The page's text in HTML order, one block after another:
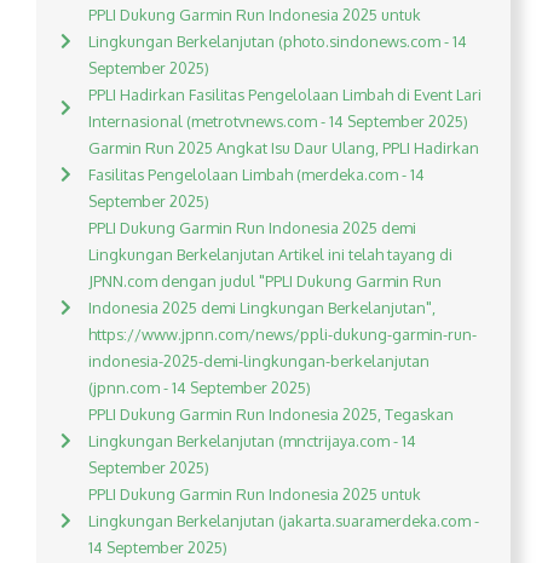
PPLI Dukung Garmin Run Indonesia 2025 untuk
Lingkungan Berkelanjutan (photo.sindonews.com - 14
September 2025)
PPLI Hadirkan Fasilitas Pengelolaan Limbah di Event Lari
Internasional (metrotvnews.com - 14 September 2025)
Garmin Run 2025 Angkat Isu Daur Ulang, PPLI Hadirkan
Fasilitas Pengelolaan Limbah (merdeka.com - 14
September 2025)
PPLI Dukung Garmin Run Indonesia 2025 demi
Lingkungan Berkelanjutan Artikel ini telah tayang di
JPNN.com dengan judul "PPLI Dukung Garmin Run
Indonesia 2025 demi Lingkungan Berkelanjutan",
https://www.jpnn.com/news/ppli-dukung-garmin-run-
indonesia-2025-demi-lingkungan-berkelanjutan
(jpnn.com - 14 September 2025)
PPLI Dukung Garmin Run Indonesia 2025, Tegaskan
Lingkungan Berkelanjutan (mnctrijaya.com - 14
September 2025)
PPLI Dukung Garmin Run Indonesia 2025 untuk
Lingkungan Berkelanjutan (jakarta.suaramerdeka.com -
14 September 2025)